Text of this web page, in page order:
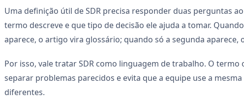
Uma definição útil de SDR precisa responder duas perguntas
termo descreve e que tipo de decisão ele ajuda a tomar.
aparece, o artigo vira glossário; quando só a segunda aparece,
Por isso, vale tratar SDR como linguagem de trabalho. O termo
separar problemas parecidos e evita que a equipe use a
diferentes.